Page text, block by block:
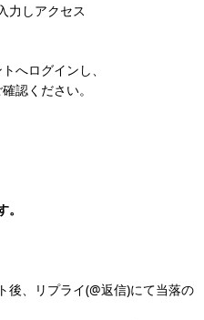
力しアクセス
へログインし、
認ください。
後、リプライ(@返信)にて当落の